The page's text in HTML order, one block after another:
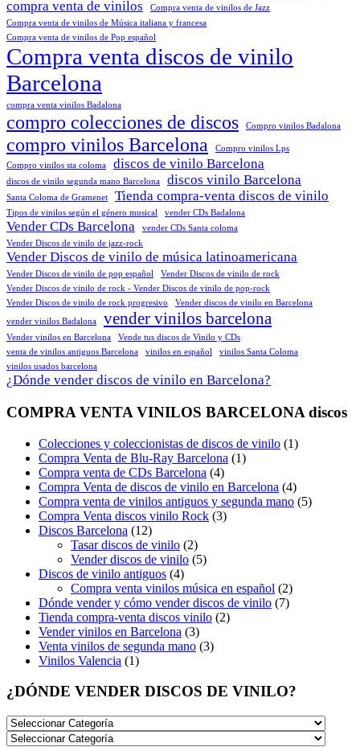
compra venta de vinilos
Compra venta de vinilos de Jazz
Compra venta de vinilos de Música italiana y francesa
Compra venta de vinilos de Pop español
Compra venta discos de vinilo
Barcelona
compra venta vinilos Badalona
compro colecciones de discos Compro vinilos Badalona
compro vinilos Barcelona
Compro vinilos Lps
Compro vinilos sta coloma
discos de vinilo Barcelona
discos de vinilo segunda mano Barcelona discos vinilo Barcelona
Santa Coloma de Gramenet Tienda compra-venta discos de vinilo
Tipos de vinilos según el género musical vender CDs Badalona
Vender CDs Barcelona
vender CDs Santa coloma
Vender Discos de vinilo de jazz-rock
Vender Discos de vinilo de música latinoamericana
Vender Discos de vinilo de pop español
Vender Discos de vinilo de rock
Vender Discos de vinilo de rock - Vender Discos de vinilo de pop-rock
Vender Discos de vinilo de rock progresivo
Vender discos de vinilo en Barcelona
vender vinilos Badalona vender vinilos barcelona
Vender vinilos en Barcelona
Vende tus discos de Vinilo y CDs
venta de vinilos antiguos Barcelona
vinilos en español
vinilos Santa Coloma
vinilos usados barcelona
¿Dónde vender discos de vinilo en Barcelona?
COMPRA VENTA VINILOS BARCELONA discos
Colecciones y coleccionistas de discos de vinilo (1)
Compra Venta de Blu-Ray Barcelona (1)
Compra venta de CDs Barcelona (4)
Compra Venta de discos de vinilo en Barcelona (4)
Compra venta de vinilos antiguos y segunda mano (5)
Compra Venta discos vinilo Rock (3)
Discos Barcelona (12)
Tasar discos de vinilo (2)
Vender discos de vinilo (5)
Discos de vinilo antiguos (4)
Compra venta vinilos música en español (2)
Dónde vender y cómo vender discos de vinilo (7)
Tienda compra-venta discos vinilo (2)
Vender vinilos en Barcelona (3)
Venta vinilos de segunda mano (3)
Vinilos Valencia (1)
¿DÓNDE VENDER DISCOS DE VINILO?